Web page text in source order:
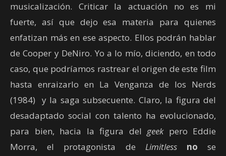
musicalización. Criticar la actuación no es mi
fuerte, así que dejo esa materia para quienes
enfatizan más en ese aspecto. Ellos podrán hablar
de Cooper y DeNiro. Yo a lo mío, diciendo, en todo
caso, que podríamos rastrear el origen de este film
hasta enraizarlo en La Venganza de los Nerds
(1984) y la saga subsecuente. Claro, la figura del
desadaptado social con talento ha evolucionado,
para bien, hacia la figura del geekpero Eddie
Morra, el protagonista de Limitless no se